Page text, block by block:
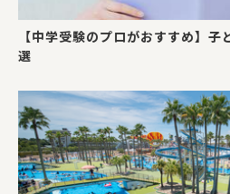
【中学受験のプロがおすすめ】
選